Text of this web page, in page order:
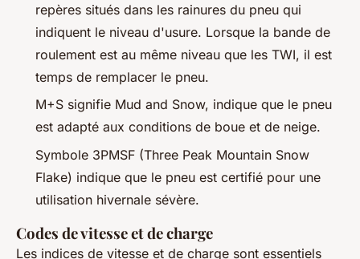
repères situés dans les rainures du pneu qui
indiquent le niveau d'usure. Lorsque la bande de
roulement est au même niveau que les TWI, il est
temps de remplacer le pneu.
M+S signifie Mud and Snow, indique que le pneu
est adapté aux conditions de boue et de neige.
Symbole 3PMSF (Three Peak Mountain Snow
Flake) indique que le pneu est certifié pour une
utilisation hivernale sévère.
Codes de vitesse et de charge
Les indices de vitesse et de charge sont essentiels